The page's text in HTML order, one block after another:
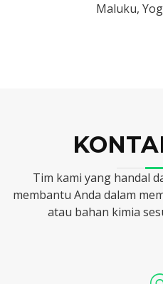
Maluku,
Tim kami yang handal
membantu Anda dalam
atau bahan kimia